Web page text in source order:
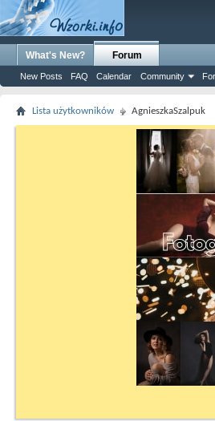
What's New? Forum
New Posts FAQ Calendar Community
Lista użytkowników AgnieszkaSzalpuk